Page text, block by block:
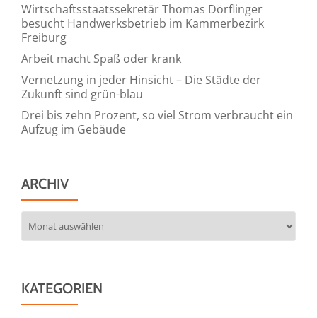
Wirtschaftsstaatssekretär Thomas Dörflinger
besucht Handwerksbetrieb im Kammerbezirk
Freiburg
Arbeit macht Spaß oder krank
Vernetzung in jeder Hinsicht – Die Städte der
Zukunft sind grün-blau
Drei bis zehn Prozent, so viel Strom verbraucht ein
Aufzug im Gebäude
ARCHIV
KATEGORIEN